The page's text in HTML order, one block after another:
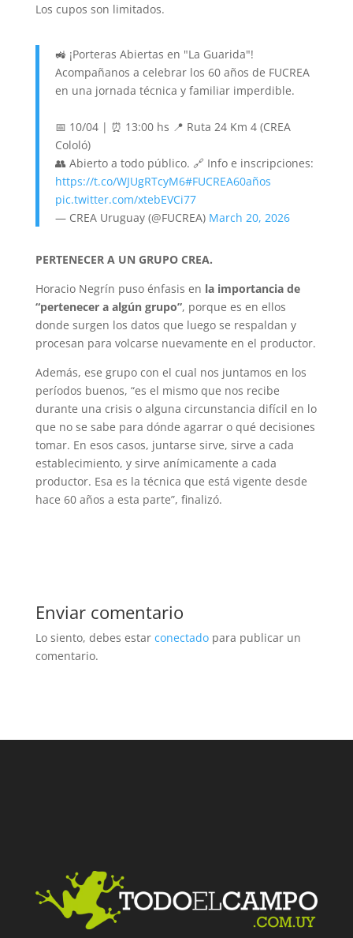
Los cupos son limitados.
🚜 ¡Porteras Abiertas en "La Guarida"!
Acompañanos a celebrar los 60 años de FUCREA
en una jornada técnica y familiar imperdible.
📅 10/04 | ⏰ 13:00 hs 📍 Ruta 24 Km 4 (CREA
Cololó)
👥 Abierto a todo público. 🔗 Info e inscripciones:
https://t.co/WJUgRTcyM6#FUCREA60años
pic.twitter.com/xtebEVCi77
— CREA Uruguay (@FUCREA) March 20, 2026
PERTENECER A UN GRUPO CREA.
Horacio Negrín puso énfasis en la importancia de
“pertenecer a algún grupo”, porque es en ellos
donde surgen los datos que luego se respaldan y
procesan para volcarse nuevamente en el productor.
Además, ese grupo con el cual nos juntamos en los
períodos buenos, “es el mismo que nos recibe
durante una crisis o alguna circunstancia difícil en lo
que no se sabe para dónde agarrar o qué decisiones
tomar. En esos casos, juntarse sirve, sirve a cada
establecimiento, y sirve anímicamente a cada
productor. Esa es la técnica que está vigente desde
hace 60 años a esta parte”, finalizó.
Enviar comentario
Lo siento, debes estar conectadopara publicar un
comentario.
Facebook